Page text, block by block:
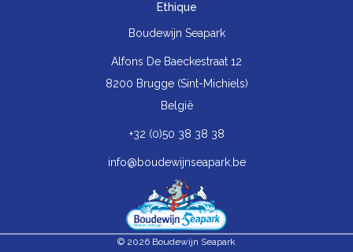
Ethique
Boudewijn Seapark
Alfons De Baeckestraat 12
8200 Brugge (Sint-Michiels)
België
+32 (0)50 38 38 38
info@boudewijnseapark.be
© 2026 Boudewijn Seapark